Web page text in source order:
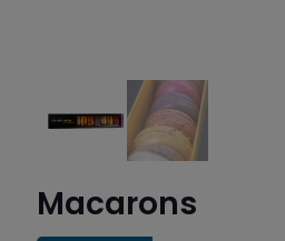
Macarons